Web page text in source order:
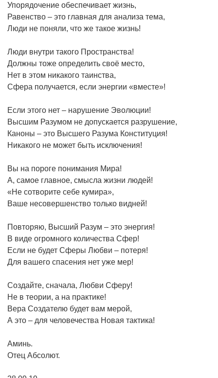
Упорядочение обеспечивает жизнь,
Равенство – это главная для анализа тема,
Люди не поняли, что же такое жизнь!
Люди внутри такого Пространства!
Должны тоже определить своё место,
Нет в этом никакого таинства,
Сфера получается, если энергии «вместе»!
Если этого нет – нарушение Эволюции!
Высшим Разумом не допускается разрушение,
Каноны – это Высшего Разума Конституция!
Никакого не может быть исключения!
Вы на пороге понимания Мира!
А, самое главное, смысла жизни людей!
«Не сотворите себе кумира»,
Ваше несовершенство только видней!
Повторяю, Высший Разум – это энергия!
В виде огромного количества Сфер!
Если не будет Сферы Любви – потеря!
Для вашего спасения нет уже мер!
Создайте, сначала, Любви Сферу!
Не в теории, а на практике!
Вера Создателю будет вам мерой,
А это – для человечества Новая тактика!
Аминь.
Отец Абсолют.